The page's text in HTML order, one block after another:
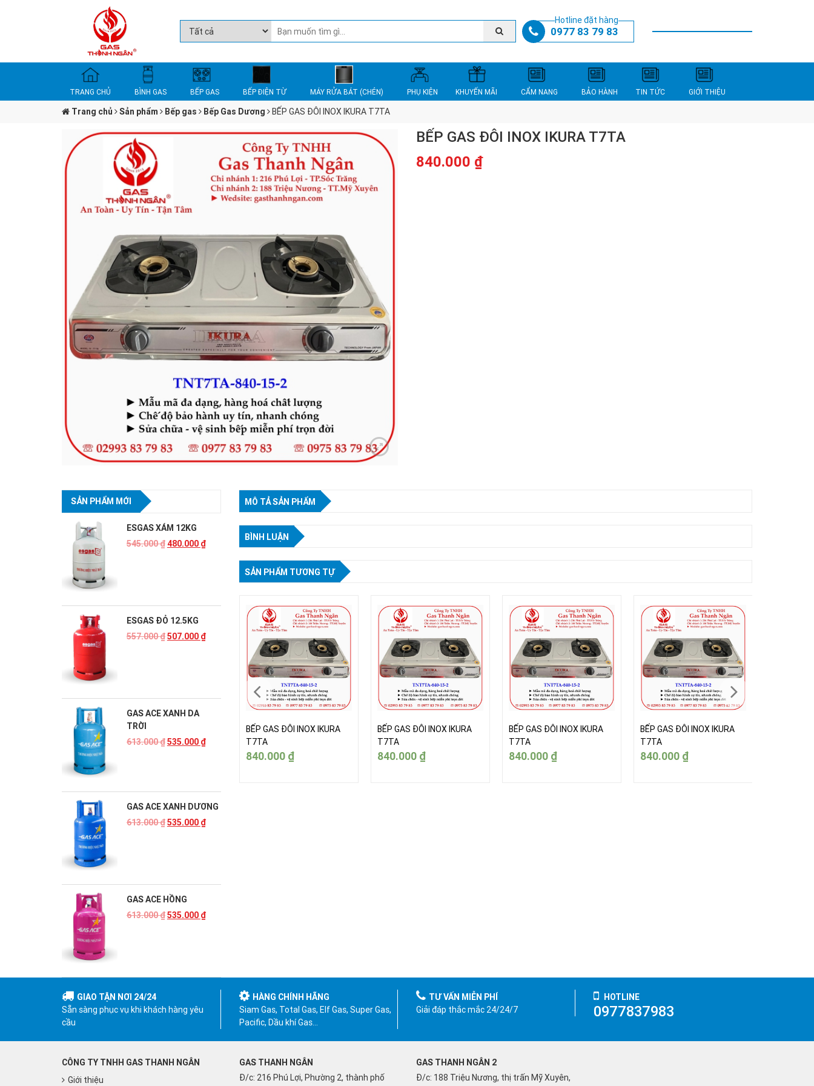
Hotline đặt hàng
0977 83 79 83
TRANG CHỦ BÌNH GAS BẾP GAS BẾP ĐIỆN TỪ MÁY RỬA BÁT (CHÉN) PHỤ KIỆN KHUYẾN MÃI CẨM NANG BẢO HÀNH TIN TỨC GIỚI THIỆU
Trang chủ Sản phẩm Bếp gas Bếp Gas Dương BẾP GAS ĐÔI INOX IKURA T7TA
BẾP GAS ĐÔI INOX IKURA T7TA
840.000 ₫
MÔ TẢ SẢN PHẨM
BÌNH LUẬN
SẢN PHẨM TƯƠNG TỰ
ĐÔI INOX IKURA
BẾP GAS ĐÔI INOX IKURA
T7TA
BẾP GAS ĐÔI INOX IKURA
T7TA
840.000 ₫
BẾP GAS ĐÔI INOX IKURA
T7TA
840.000 ₫
BẾP GAS ĐÔI INOX IKURA
T7TA
840.000 ₫
BẾP GAS ĐÔI INOX IKURA
T7TA
840.000 ₫
SẢN PHẨM MỚI
ESGAS XÁM 12KG
545.000₫480.000 ₫
ESGAS ĐỎ 12.5KG
557.000₫507.000 ₫
GAS ACE XANH DA
TRỜI
613.000₫535.000 ₫
GAS ACE XANH DƯƠNG
613.000₫535.000 ₫
GAS ACE HỒNG
613.000₫535.000 ₫
GIAO TẬN NƠI 24/24
Sẵn sàng phục vụ khi khách hàng yêu
cầu
HÀNG CHÍNH HÃNG
Siam Gas, Total Gas, Elf Gas, Super Gas,
Pacific, Dầu khí Gas…
TƯ VẤN MIỄN PHÍ
Giải đáp thắc mắc 24/24/7
HOTLINE
0977837983
CÔNG TY TNHH GAS THANH NGÂN
Giới thiệu
GAS THANH NGÂN
Đ/c: 216 Phú Lợi, Phường 2, thành phố
GAS THANH NGÂN 2
Đ/c: 188 Triệu Nương, thị trấn Mỹ Xuyên,